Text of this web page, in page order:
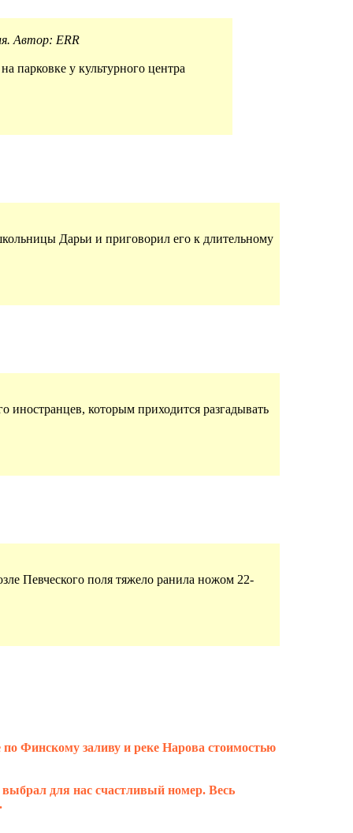
Автор: ERR
парковке у культурного центра
Дарьи и приговорил его к длительному
иностранцев, которым приходится разгадывать
Певческого поля тяжело ранила ножом 22-
Финскому заливу и реке Нарова стоимостью
для нас счастливый номер. Весь